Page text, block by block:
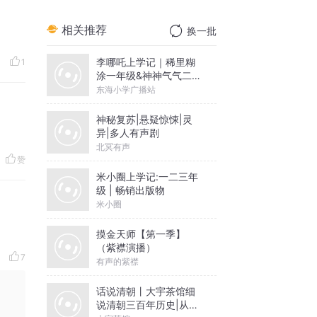
1
赞
7
相关推荐 换一批
李哪吒上学记｜稀里糊
涂一年级&神神气气二年
级
东海小学广播站
神秘复苏|悬疑惊悚|灵
异|多人有声剧
北冥有声
米小圈上学记:一二三年
级 | 畅销出版物
米小圈
摸金天师【第一季】
（紫襟演播）
有声的紫襟
话说清朝丨大宇茶馆细
说清朝三百年历史|从努